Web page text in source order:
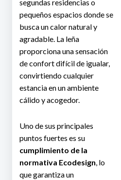
segundas residencias o
pequeños espacios donde se
busca un calor natural y
agradable. La leña
proporciona una sensación
de confort difícil de igualar,
convirtiendo cualquier
estancia en un ambiente
cálido y acogedor.
Uno de sus principales
puntos fuertes es su
cumplimiento de la
normativa Ecodesign, lo
que garantiza un